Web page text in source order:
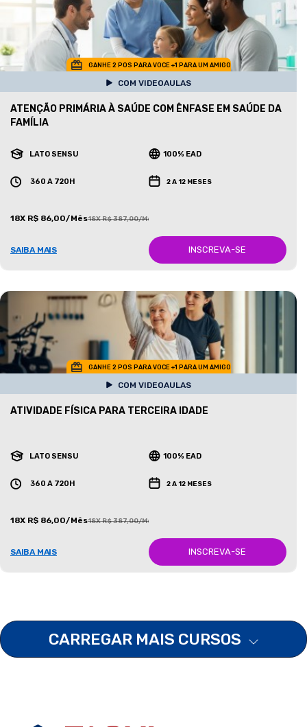
GANHE 2 POS PARA VOCE +1 PARA UM AMIGO
COM VIDEOAULAS
ATENÇÃO PRIMÁRIA À SAÚDE COM ÊNFASE EM SAÚDE DA
FAMÍLIA
LATO SENSU 100% EAD
360 A 720H 2 A 12 MESES
18X R$ 86,00/Mês18X R$ 387,00/Mês
SAIBA MAIS INSCREVA-SE
GANHE 2 POS PARA VOCE +1 PARA UM AMIGO
COM VIDEOAULAS
ATIVIDADE FÍSICA PARA TERCEIRA IDADE
LATO SENSU 100% EAD
360 A 720H 2 A 12 MESES
18X R$ 86,00/Mês18X R$ 387,00/Mês
SAIBA MAIS INSCREVA-SE
CARREGAR MAIS CURSOS